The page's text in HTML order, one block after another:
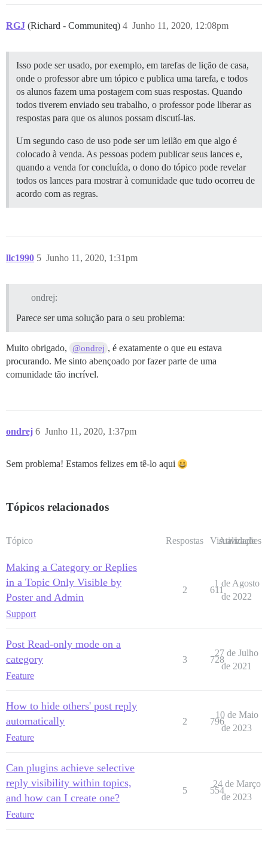
RGJ (Richard - Communiteq) Junho 11, 2020, 12:08pm
4
Isso pode ser usado, por exemplo, em tarefas de lição de casa,
onde o professor abre um tópico e publica uma tarefa, e todos
os alunos fazem uma postagem com suas respostas. Quando
todos tiverem enviado seu trabalho, o professor pode liberar as
respostas para que os alunos possam discutí-las.
Um segundo caso de uso pode ser um leilão em que algo é
colocado à venda. As pessoas podem publicar seus lances e,
quando a venda for concluída, o dono do tópico pode revelar
todos os lances para mostrar à comunidade que tudo ocorreu de
acordo com as regras.
llc1990 Junho 11, 2020, 1:31pm
5
ondrej:
Parece ser uma solução para o seu problema:
Muito obrigado, @ondrej , é exatamente o que eu estava
procurando. Me sinto abençoado por fazer parte de uma
comunidade tão incrível.
ondrej Junho 11, 2020, 1:37pm
6
Sem problema! Estamos felizes em tê-lo aqui
Tópicos relacionados
Tópico Respostas Visualizações
Atividade
Making a Category or Replies
in a Topic Only Visible by
Poster and Admin
Support
2 611
1 de Agosto
de 2022
Post Read-only mode on a
category
Feature
3 728
27 de Julho
de 2021
How to hide others' post reply
automatically
Feature
2 796
10 de Maio
de 2023
Can plugins achieve selective
reply visibility within topics,
and how can I create one?
Feature
5 554
24 de Março
de 2023